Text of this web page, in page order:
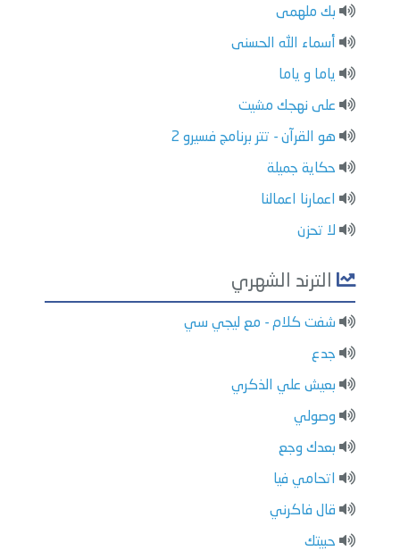
بك ملهمى
أسماء الله الحسنى
ياما و ياما
على نهجك مشيت
هو القرآن - تتر برنامج فسيرو 2
حكاية جميلة
اعمارنا اعمالنا
لا تحزن
الترند الشهري
شفت كلام - مع ليجي سي
جدع
بعيش علي الذكري
وصولي
بعدك وجع
اتحامي فيا
قال فاكرني
حبيتك